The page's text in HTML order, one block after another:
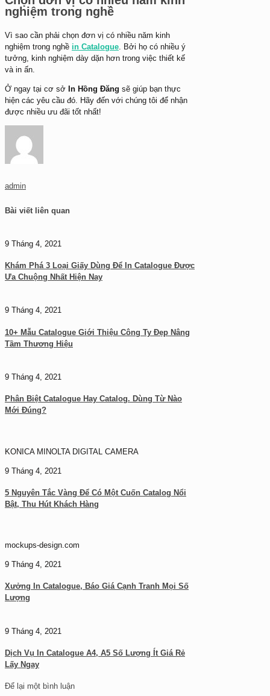
nghiệm trong nghề
Vì sao cần phải chọn đơn vị có nhiều năm kinh
nghiệm trong nghề in Catalogue. Bởi họ có nhiều ý
tưởng, kinh nghiệm dày dặn hơn trong việc thiết kế
và in ấn.
Ở ngay tại cơ sở In Hồng Đăng sẽ giúp bạn thực
hiện các yêu cầu đó. Hãy đến với chúng tôi để nhận
được nhiều ưu đãi tốt nhất!
admin
Bài viết liên quan
9 Tháng 4, 2021
Khám Phá 3 Loại Giấy Dùng Để In Catalogue Được
Ưa Chuộng Nhất Hiện Nay
9 Tháng 4, 2021
10+ Mẫu Catalogue Giới Thiệu Công Ty Đẹp Nâng
Tầm Thương Hiệu
9 Tháng 4, 2021
Phân Biệt Catalogue Hay Catalog. Dùng Từ Nào
Mới Đúng?
KONICA MINOLTA DIGITAL CAMERA
9 Tháng 4, 2021
5 Nguyên Tắc Vàng Để Có Một Cuốn Catalog Nổi
Bật, Thu Hút Khách Hàng
mockups-design.com
9 Tháng 4, 2021
Xưởng In Catalogue, Báo Giá Cạnh Tranh Mọi Số
Lượng
9 Tháng 4, 2021
Dịch Vụ In Catalogue A4, A5 Số Lượng Ít Giá Rẻ
Lấy Ngay
Để lại một bình luận